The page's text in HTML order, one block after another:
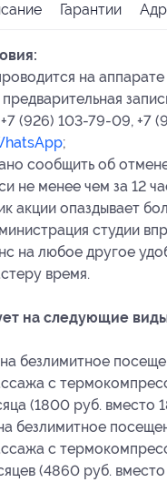
Гарантии
на
(926) 103-79-09, +7
;
сообщить об
не менее чем за 12
акции опаздывает
студии
на любое другое
время.
на следующие
безлимитное
с
(1800 руб. вместо
безлимитное
с
(4860 руб. вместо